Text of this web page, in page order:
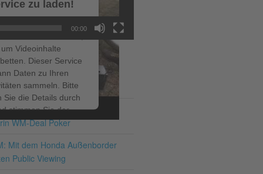
zu laden!
um Videoinhalte
Dieser Service
Daten zu Ihren
sammeln. Bitte
Sie die Details durch
stimmen Sie der
des Service zu, um
00:00
bis zum 19.07.2026 – den
WM-Deal Poker
Mit dem Honda Außenborder
Public Viewing